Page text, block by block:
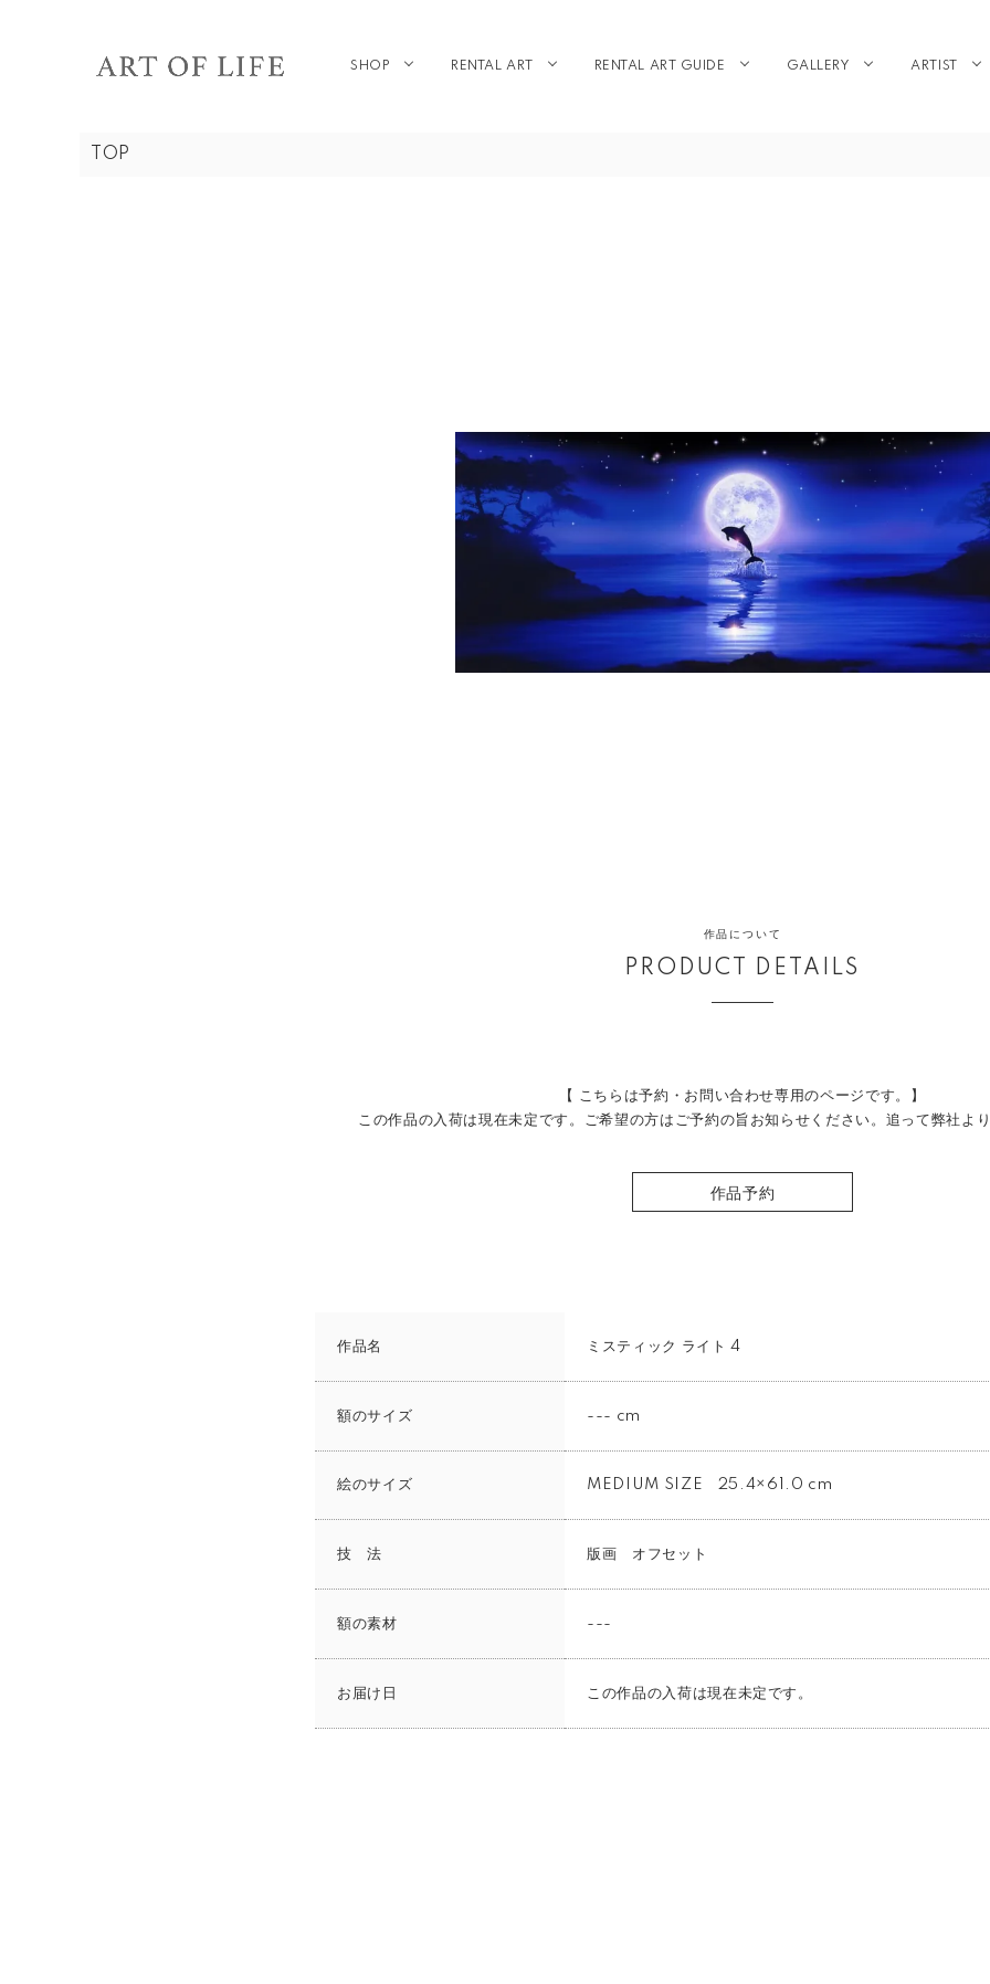
SHOP RENTAL ART RENTAL ART GUIDE GALLERY ARTIST
TOP
作品について
PRODUCT DETAILS
【 こちらは予約・お問い合わせ専用のページです。】
この作品の入荷は現在未定です。ご希望の方はご予約の旨お知らせください。追って弊社よ
作品予約
作品名 ミスティック ライト 4
額のサイズ --- cm
絵のサイズ MEDIUM SIZE 25.4×61.0 cm
技 法 版画 オフセット
額の素材 ---
お届け日 この作品の入荷は現在未定です。